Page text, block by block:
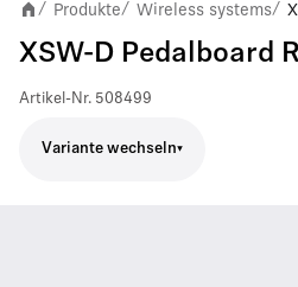
/ Produkte/ Wireless systems/
XSW-D Pedalboard
Artikel-Nr. 508499
Variante wechseln